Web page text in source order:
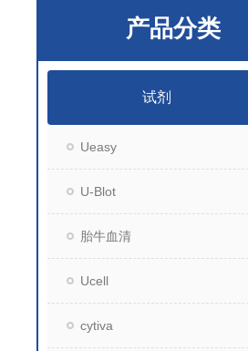
产品分类
试剂
Ueasy
U-Blot
胎牛血清
Ucell
cytiva